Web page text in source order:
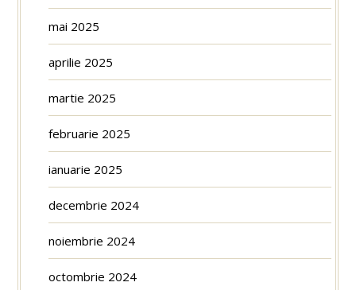
mai 2025
aprilie 2025
martie 2025
februarie 2025
ianuarie 2025
decembrie 2024
noiembrie 2024
octombrie 2024